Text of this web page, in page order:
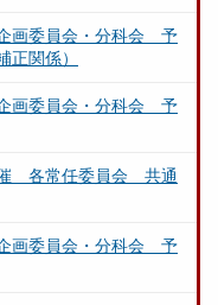
画委員会・分科会 予
正関係）
画委員会・分科会 予
催 各常任委員会 共通
画委員会・分科会 予